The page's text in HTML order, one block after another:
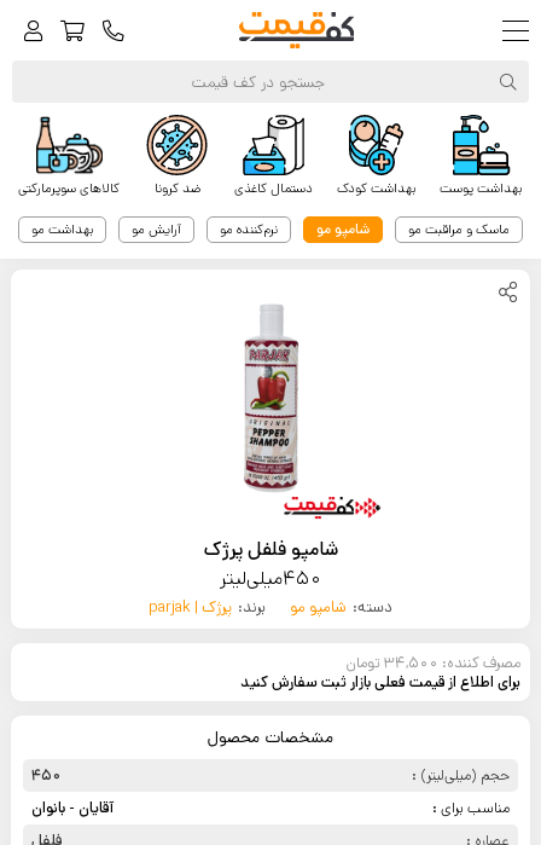
کالاهای سوپرمارکتی ضد کرونا دستمال کاغذی بهداشت کودک بهداشت پوست
بهداشت مو آرایش مو نرم‌کننده مو شامپو مو ماسک و مراقبت مو
شامپو فلفل پرژک
450میلی‌لیتر
دسته: شامپو مو برند: پرژک | parjak
مصرف کننده: 34,500 تومان
برای اطلاع از قیمت فعلی بازار ثبت سفارش کنید
مشخصات محصول
حجم (میلی‌لیتر) :
450
مناسب برای :
آقایان - بانوان